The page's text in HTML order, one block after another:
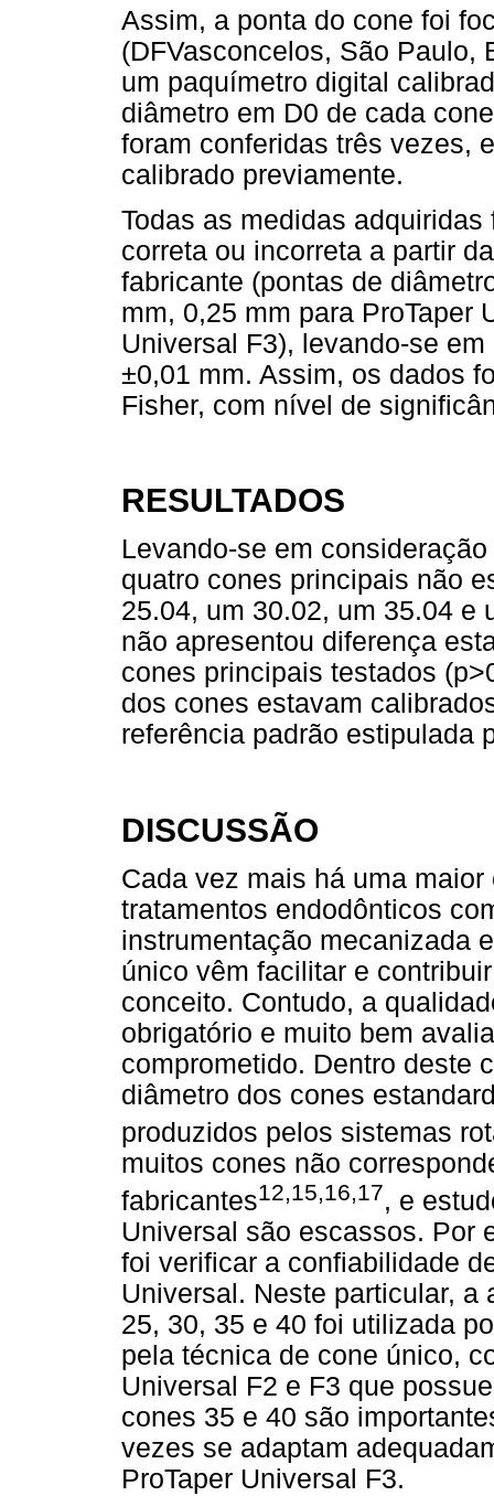
Assim, a ponta do cone foi
(DFVasconcelos, São Paulo,
um paquímetro digital
diâmetro em D0 de cada
foram conferidas três vezes,
calibrado previamente.
Todas as medidas
correta ou incorreta a partir
fabricante (pontas de
mm, 0,25 mm para ProTaper
Universal F3), levando-se
±0,01 mm. Assim, os dados
Fisher, com nível de
RESULTADOS
Levando-se em
quatro cones principais não
25.04, um 30.02, um 35.04 e
não apresentou diferença
cones principais testados
dos cones estavam
referência padrão estipulada
DISCUSSÃO
Cada vez mais há uma
tratamentos endodônticos
instrumentação mecanizada
único vêm facilitar e
conceito. Contudo, a
obrigatório e muito bem
comprometido. Dentro deste
diâmetro dos cones
produzidos pelos sistemas
muitos cones não
fabricantes12,15,16,17, e
Universal são escassos. Por
foi verificar a confiabilidade
Universal. Neste particular,
25, 30, 35 e 40 foi utilizada
pela técnica de cone único,
Universal F2 e F3 que
cones 35 e 40 são
vezes se adaptam
ProTaper Universal F3.